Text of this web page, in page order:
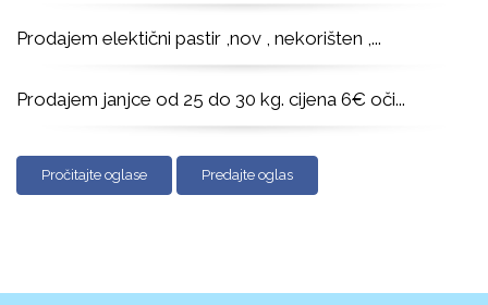
Prodajem elektični pastir ,nov , nekorišten ,...
Prodajem janjce od 25 do 30 kg. cijena 6€ oči...
Pročitajte oglase Predajte oglas